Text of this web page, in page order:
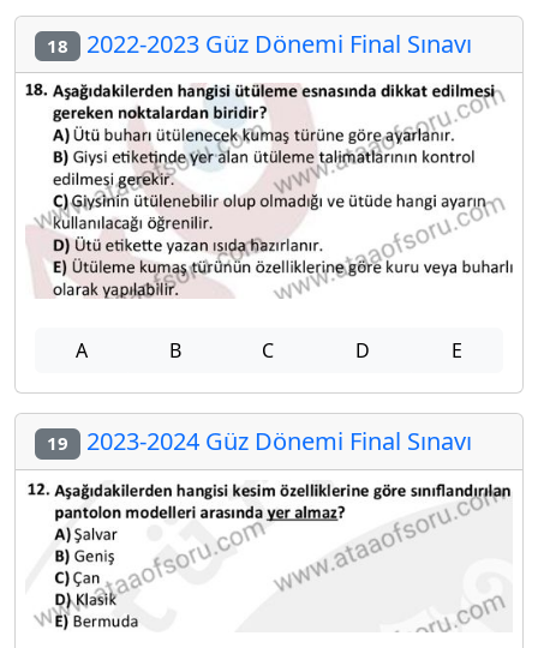
18 2022-2023 Güz Dönemi Final Sınavı
A B C D E
19 2023-2024 Güz Dönemi Final Sınavı